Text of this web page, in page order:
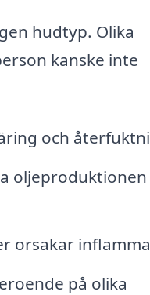
hudtyp. Olika
kanske inte
och
oljeproduktionen
orsakar
på olika